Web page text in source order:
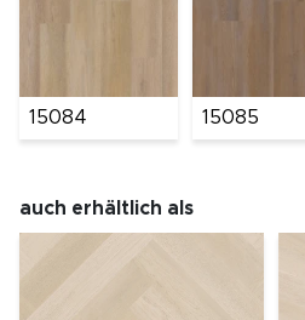
15084 15085
auch erhältlich als